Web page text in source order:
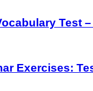
Test –
Exercises: